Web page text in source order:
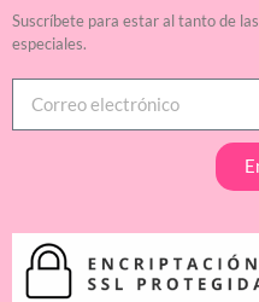
Suscríbete para estar al tanto de
especiales.